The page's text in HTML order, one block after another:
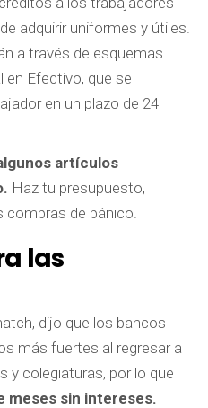
adquirir uniformes y útiles.
a través de esquemas
en Efectivo, que se
en un plazo de 24
artículos
Haz tu presupuesto,
compras de pánico.
las
dijo que los bancos
más fuertes al regresar a
y colegiaturas, por lo que
meses sin intereses.